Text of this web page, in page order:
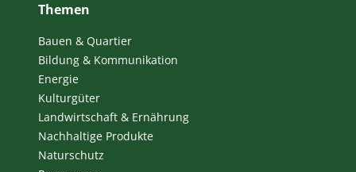
Themen
Bauen & Quartier
Bildung & Kommunikation
Energie
Kulturgüter
Landwirtschaft & Ernährung
Nachhaltige Produkte
Naturschutz